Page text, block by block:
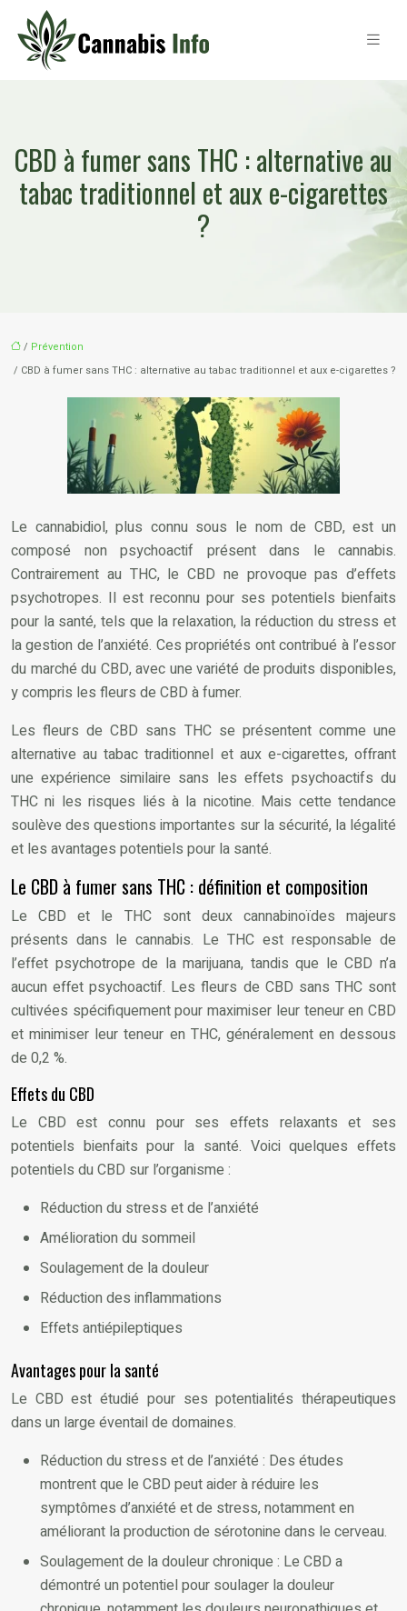
CBD à fumer sans THC : alternative au
tabac traditionnel et aux e-cigarettes
?
/ Prévention
/ CBD à fumer sans THC : alternative au tabac traditionnel et aux e-cigarettes ?
Le cannabidiol, plus connu sous le nom de CBD, est un
composé non psychoactif présent dans le cannabis.
Contrairement au THC, le CBD ne provoque pas d’effets
psychotropes. Il est reconnu pour ses potentiels bienfaits
pour la santé, tels que la relaxation, la réduction du stress et
la gestion de l’anxiété. Ces propriétés ont contribué à l’essor
du marché du CBD, avec une variété de produits disponibles,
y compris les fleurs de CBD à fumer.
Les fleurs de CBD sans THC se présentent comme une
alternative au tabac traditionnel et aux e-cigarettes, offrant
une expérience similaire sans les effets psychoactifs du
THC ni les risques liés à la nicotine. Mais cette tendance
soulève des questions importantes sur la sécurité, la légalité
et les avantages potentiels pour la santé.
Le CBD à fumer sans THC : définition et composition
Le CBD et le THC sont deux cannabinoïdes majeurs
présents dans le cannabis. Le THC est responsable de
l’effet psychotrope de la marijuana, tandis que le CBD n’a
aucun effet psychoactif. Les fleurs de CBD sans THC sont
cultivées spécifiquement pour maximiser leur teneur en CBD
et minimiser leur teneur en THC, généralement en dessous
de 0,2 %.
Effets du CBD
Le CBD est connu pour ses effets relaxants et ses
potentiels bienfaits pour la santé. Voici quelques effets
potentiels du CBD sur l’organisme :
Réduction du stress et de l’anxiété
Amélioration du sommeil
Soulagement de la douleur
Réduction des inflammations
Effets antiépileptiques
Avantages pour la santé
Le CBD est étudié pour ses potentialités thérapeutiques
dans un large éventail de domaines.
Réduction du stress et de l’anxiété : Des études
montrent que le CBD peut aider à réduire les
symptômes d’anxiété et de stress, notamment en
améliorant la production de sérotonine dans le cerveau.
Soulagement de la douleur chronique : Le CBD a
démontré un potentiel pour soulager la douleur